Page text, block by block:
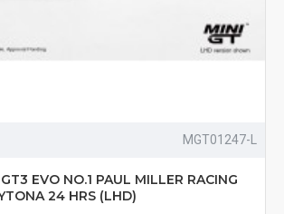
MGT01247-L
EVO NO.1 PAUL MILLER RACING
24 HRS (LHD)